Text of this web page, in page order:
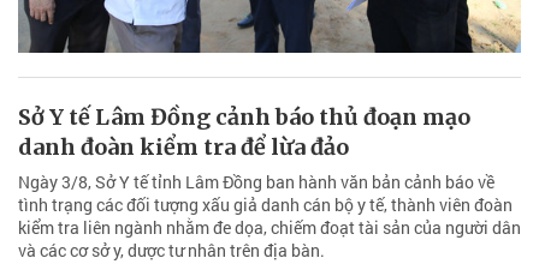
Sở Y tế Lâm Đồng cảnh báo thủ đoạn mạo
danh đoàn kiểm tra để lừa đảo
Ngày 3/8, Sở Y tế tỉnh Lâm Đồng ban hành văn bản cảnh báo về
tình trạng các đối tượng xấu giả danh cán bộ y tế, thành viên đoàn
kiểm tra liên ngành nhằm đe dọa, chiếm đoạt tài sản của người dân
và các cơ sở y, dược tư nhân trên địa bàn.